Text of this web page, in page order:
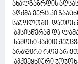
ახალგაზრდის
აღქმა ვერც კი
საუფლოში. დათოს
ბესისწერამ და
სამოსი ძაძით
არაფერი რომ არ
ამქვეყნიური